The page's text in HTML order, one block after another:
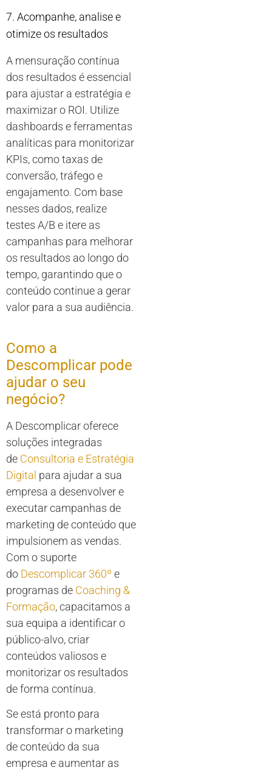
7. Acompanhe, analise e
otimize os resultados
A mensuração contínua
dos resultados é essencial
para ajustar a estratégia e
maximizar o ROI. Utilize
dashboards e ferramentas
analíticas para monitorizar
KPIs, como taxas de
conversão, tráfego e
engajamento. Com base
nesses dados, realize
testes A/B e itere as
campanhas para melhorar
os resultados ao longo do
tempo, garantindo que o
conteúdo continue a gerar
valor para a sua audiência.
Como a
Descomplicar pode
ajudar o seu
negócio?
A Descomplicar oferece
soluções integradas
de Consultoria e Estratégia
Digital para ajudar a sua
empresa a desenvolver e
executar campanhas de
marketing de conteúdo que
impulsionem as vendas.
Com o suporte
do Descomplicar 360º e
programas de Coaching &
Formação, capacitamos a
sua equipa a identificar o
público-alvo, criar
conteúdos valiosos e
monitorizar os resultados
de forma contínua.
Se está pronto para
transformar o marketing
de conteúdo da sua
empresa e aumentar as